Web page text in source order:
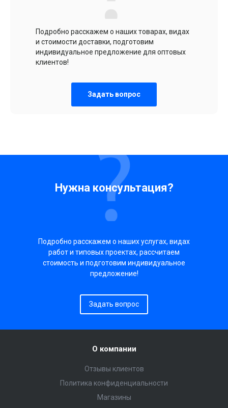
Подробно расскажем о наших товарах, видах
и стоимости доставки, подготовим
индивидуальное предложение для оптовых
клиентов!
Задать вопрос
Нужна консультация?
Подробно расскажем о наших услугах, видах
работ и типовых проектах, рассчитаем
стоимость и подготовим индивидуальное
предложение!
Задать вопрос
О компании
Отзывы клиентов
Политика конфиденциальности
Магазины